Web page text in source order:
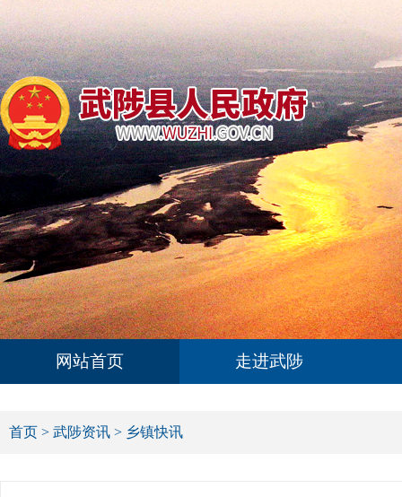
网站首页 走进武陟
首页 > 武陟资讯 > 乡镇快讯